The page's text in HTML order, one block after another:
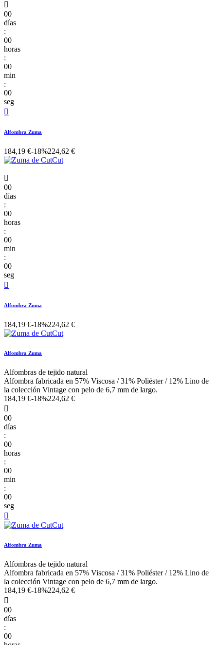

00
días
:
00
horas
:
00
min
:
00
seg

Alfombra Zuma
184,19 €-18%224,62 €

00
días
:
00
horas
:
00
min
:
00
seg

Alfombra Zuma
184,19 €-18%224,62 €
Alfombra Zuma
Alfombras de tejido natural
Alfombra fabricada en 57% Viscosa / 31% Poliéster / 12% Lino de
la colección Vintage con pelo de 6,7 mm de largo.
184,19 €-18%224,62 €

00
días
:
00
horas
:
00
min
:
00
seg

Alfombra Zuma
Alfombras de tejido natural
Alfombra fabricada en 57% Viscosa / 31% Poliéster / 12% Lino de
la colección Vintage con pelo de 6,7 mm de largo.
184,19 €-18%224,62 €

00
días
:
00